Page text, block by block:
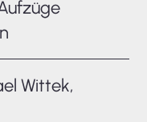
Wittek,